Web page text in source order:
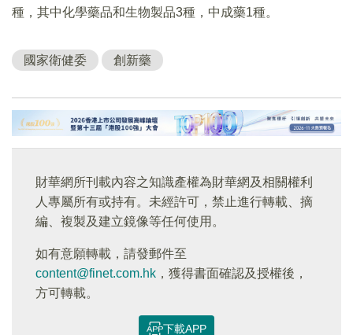
種，其中化學藥品和生物製品3種，中成藥1種。
國家衛健委 創新藥
財華網所刊載內容之知識產權為財華網及相關權利
人專屬所有或持有。未經許可，禁止進行轉載、摘
編、複製及建立鏡像等任何使用。
如有意願轉載，請發郵件至
content@finet.com.hk ，獲得書面確認及授權後，
方可轉載。
下載APP